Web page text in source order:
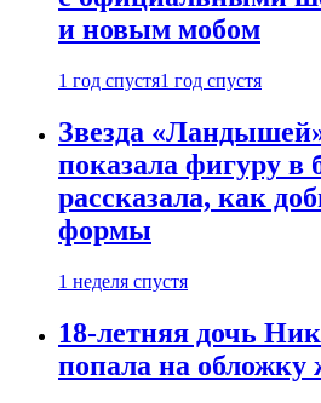
и новым мобом
1 год спустя1 год спустя
Звезда
показала фигуру в
рассказала, как
формы
1 неделя спустя
18-летняя дочь
попала на обложку